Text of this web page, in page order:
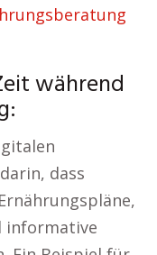
während
dass
informative